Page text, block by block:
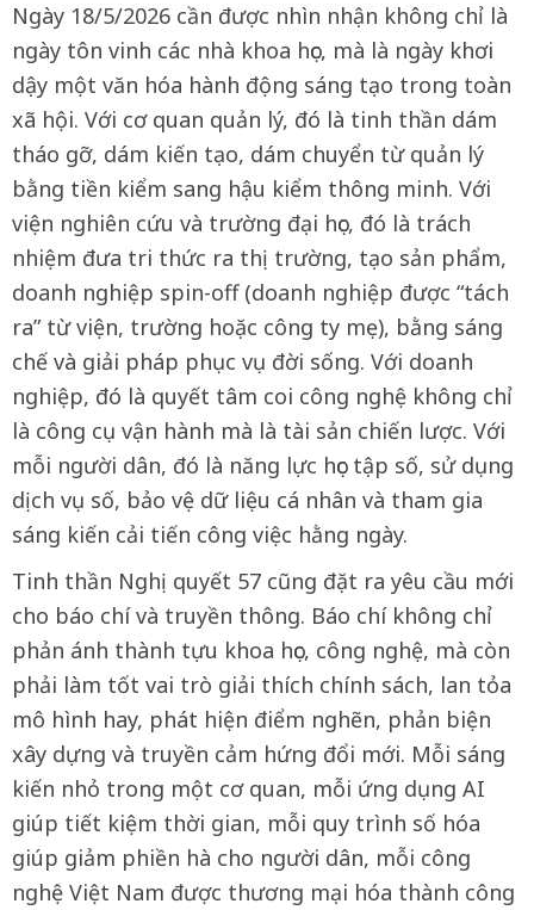
Ngày 18/5/2026 cần được nhìn nhận không chỉ là
ngày tôn vinh các nhà khoa học, mà là ngày khơi
dậy một văn hóa hành động sáng tạo trong toàn
xã hội. Với cơ quan quản lý, đó là tinh thần dám
tháo gỡ, dám kiến tạo, dám chuyển từ quản lý
bằng tiền kiểm sang hậu kiểm thông minh. Với
viện nghiên cứu và trường đại học, đó là trách
nhiệm đưa tri thức ra thị trường, tạo sản phẩm,
doanh nghiệp spin-off (doanh nghiệp được “tách
ra” từ viện, trường hoặc công ty mẹ), bằng sáng
chế và giải pháp phục vụ đời sống. Với doanh
nghiệp, đó là quyết tâm coi công nghệ không chỉ
là công cụ vận hành mà là tài sản chiến lược. Với
mỗi người dân, đó là năng lực học tập số, sử dụng
dịch vụ số, bảo vệ dữ liệu cá nhân và tham gia
sáng kiến cải tiến công việc hằng ngày.
Tinh thần Nghị quyết 57 cũng đặt ra yêu cầu mới
cho báo chí và truyền thông. Báo chí không chỉ
phản ánh thành tựu khoa học, công nghệ, mà còn
phải làm tốt vai trò giải thích chính sách, lan tỏa
mô hình hay, phát hiện điểm nghẽn, phản biện
xây dựng và truyền cảm hứng đổi mới. Mỗi sáng
kiến nhỏ trong một cơ quan, mỗi ứng dụng AI
giúp tiết kiệm thời gian, mỗi quy trình số hóa
giúp giảm phiền hà cho người dân, mỗi công
nghệ Việt Nam được thương mại hóa thành công